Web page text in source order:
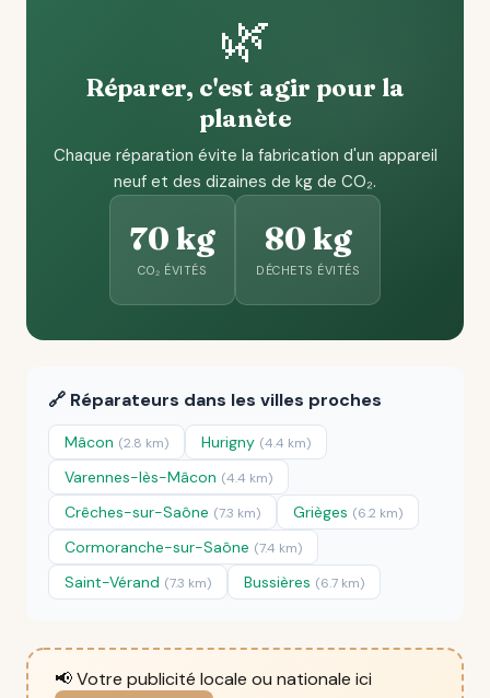
🌿
Réparer, c'est agir pour la
planète
Chaque réparation évite la fabrication d'un appareil
neuf et des dizaines de kg de CO₂.
70 kg
CO₂ ÉVITÉS
80 kg
DÉCHETS ÉVITÉS
🔗 Réparateurs dans les villes proches
Mâcon (2.8 km) Hurigny (4.4 km)
Varennes-lès-Mâcon (4.4 km)
Crêches-sur-Saône (7.3 km) Grièges (6.2 km)
Cormoranche-sur-Saône (7.4 km)
Saint-Vérand (7.3 km) Bussières (6.7 km)
📢 Votre publicité locale ou nationale ici